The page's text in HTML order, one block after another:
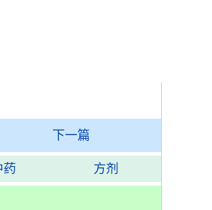
下一篇
药 方剂